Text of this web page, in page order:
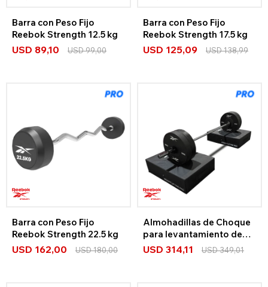
Barra con Peso Fijo
Reebok Strength 12.5 kg
USD 89,10 USD99,00
Barra con Peso Fijo
Reebok Strength 17.5 kg
USD 125,09 USD138,99
Barra con Peso Fijo
Reebok Strength 22.5 kg
USD 162,00 USD180,00
Almohadillas de Choque
para levantamiento de
pesas Reebok
USD 314,11 USD349,01